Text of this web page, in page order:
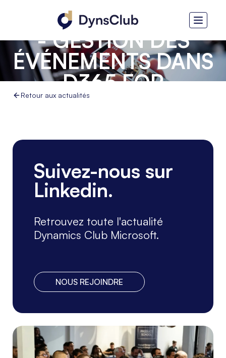
HITACHI SOLUTIONS
- GESTION DES
ÉVÉNEMENTS DANS
D365 FOR
MARKETING
Retour aux actualités
Suivez-nous sur
Linkedin.
Retrouvez toute l'actualité
Dynamics Club Microsoft.
NOUS REJOINDRE